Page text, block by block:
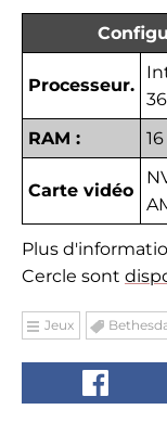
Processeur.
RAM :
Carte vidéo
Plus
Cercle sont
Jeux